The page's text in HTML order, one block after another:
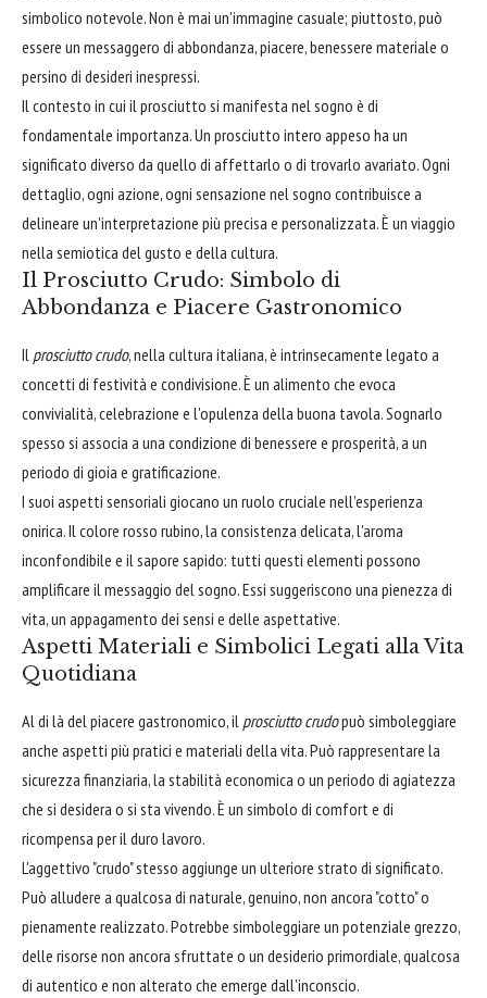
simbolico notevole. Non è mai un'immagine casuale; piuttosto, può
essere un messaggero di abbondanza, piacere, benessere materiale o
persino di desideri inespressi.
Il contesto in cui il prosciutto si manifesta nel sogno è di
fondamentale importanza. Un prosciutto intero appeso ha un
significato diverso da quello di affettarlo o di trovarlo avariato. Ogni
dettaglio, ogni azione, ogni sensazione nel sogno contribuisce a
delineare un'interpretazione più precisa e personalizzata. È un viaggio
nella semiotica del gusto e della cultura.
Il Prosciutto Crudo: Simbolo di
Abbondanza e Piacere Gastronomico
Il prosciutto crudo, nella cultura italiana, è intrinsecamente legato a
concetti di festività e condivisione. È un alimento che evoca
convivialità, celebrazione e l'opulenza della buona tavola. Sognarlo
spesso si associa a una condizione di benessere e prosperità, a un
periodo di gioia e gratificazione.
I suoi aspetti sensoriali giocano un ruolo cruciale nell'esperienza
onirica. Il colore rosso rubino, la consistenza delicata, l'aroma
inconfondibile e il sapore sapido: tutti questi elementi possono
amplificare il messaggio del sogno. Essi suggeriscono una pienezza di
vita, un appagamento dei sensi e delle aspettative.
Aspetti Materiali e Simbolici Legati alla Vita
Quotidiana
Al di là del piacere gastronomico, il prosciutto crudopuò simboleggiare
anche aspetti più pratici e materiali della vita. Può rappresentare la
sicurezza finanziaria, la stabilità economica o un periodo di agiatezza
che si desidera o si sta vivendo. È un simbolo di comfort e di
ricompensa per il duro lavoro.
L'aggettivo "crudo" stesso aggiunge un ulteriore strato di significato.
Può alludere a qualcosa di naturale, genuino, non ancora "cotto" o
pienamente realizzato. Potrebbe simboleggiare un potenziale grezzo,
delle risorse non ancora sfruttate o un desiderio primordiale, qualcosa
di autentico e non alterato che emerge dall'inconscio.